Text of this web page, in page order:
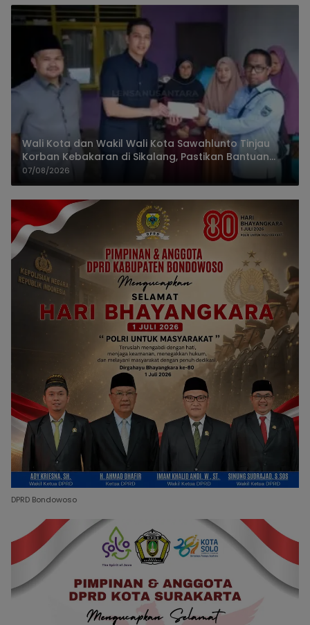
Wali Kota dan Wakil Wali Kota Sawahlunto Tinjau
Korban Kebakaran di Sikalang, Pastikan Bantuan
dan Perkuat Mitigasi Bencana
07/08/2026
DPRD Bondowoso